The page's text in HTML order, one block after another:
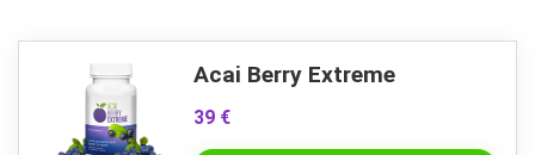
Acai Berry Extreme
39 €